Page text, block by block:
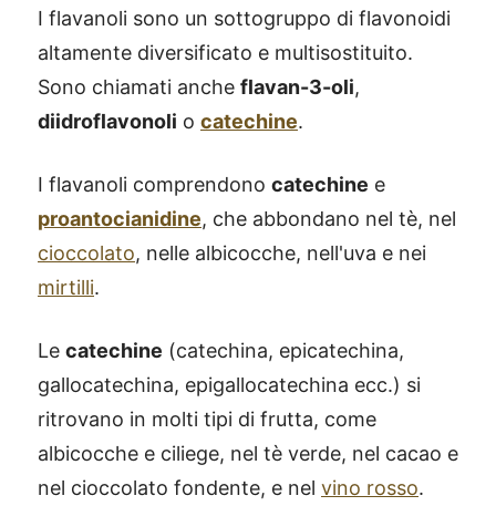
I flavanoli sono un sottogruppo di flavonoidi
altamente diversificato e multisostituito.
Sono chiamati anche flavan-3-oli,
diidroflavonoli o catechine.
I flavanoli comprendono catechine e
proantocianidine, che abbondano nel tè, nel
cioccolato, nelle albicocche, nell'uva e nei
mirtilli.
Le catechine (catechina, epicatechina,
gallocatechina, epigallocatechina ecc.) si
ritrovano in molti tipi di frutta, come
albicocche e ciliege, nel tè verde, nel cacao e
nel cioccolato fondente, e nel vino rosso.